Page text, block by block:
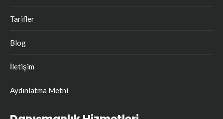
Tarifler
Blog
İletişim
Aydınlatma Metni